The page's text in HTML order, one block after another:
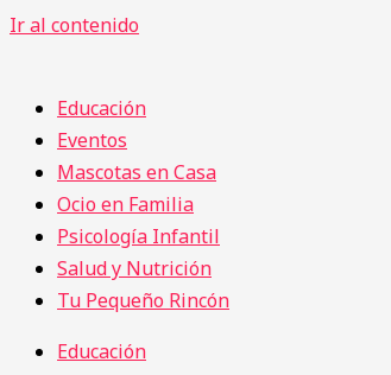
Ir al contenido
Educación
Eventos
Mascotas en Casa
Ocio en Familia
Psicología Infantil
Salud y Nutrición
Tu Pequeño Rincón
Educación